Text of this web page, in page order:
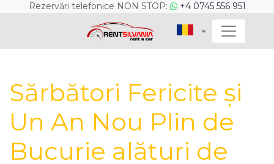
Rezervări telefonice NON STOP: +4 0745 556 951
Sărbători Fericite și
Un An Nou Plin de
Bucurie alături de